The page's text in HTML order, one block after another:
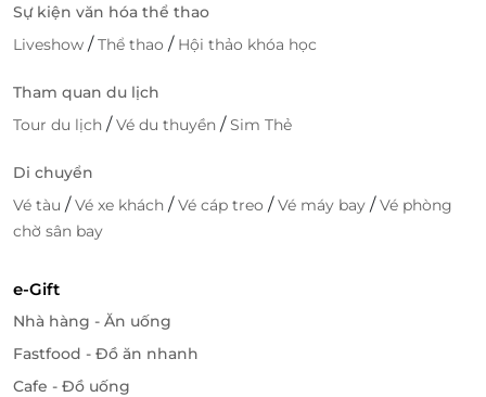
Sự kiện văn hóa thể thao
Liveshow /Thể thao / Hội thảo khóa học
Tham quan du lịch
Tour du lịch /Vé du thuyền /Sim Thẻ
Di chuyển
Vé tàu /Vé xe khách /Vé cáp treo /Vé máy bay /Vé phòng
chờ sân bay
e-Gift
Nhà hàng - Ăn uống
Fastfood - Đồ ăn nhanh
Cafe - Đồ uống